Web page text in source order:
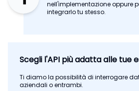
nell'implementazione oppure
integrarlo tu stesso.
Scegli l'API più adatta alle tue
Ti diamo la possibilità di interrogare
aziendali o entrambi.